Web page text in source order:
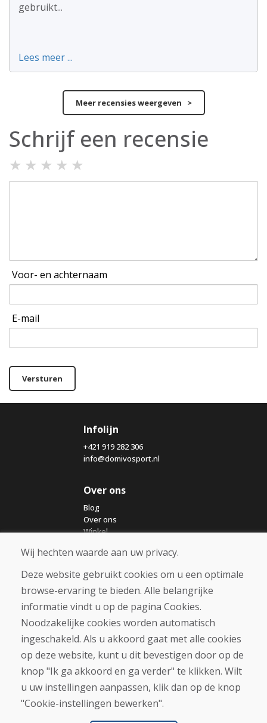
gebruikt...
Lees meer ...
Meer recensies weergeven >
Schrijf een recensie
★ ★ ★ ★ ★
Voor- en achternaam
E-mail
Versturen
Infolijn
+421 919 282 306
info@domivosport.nl
Over ons
Blog
Over ons
Winkel
Aankoop
Eshop
Algemene voorwaarden
Vervoer
Betaling
Klacht
Retourneren en ruilen van goederen
Cookies
Wij hechten waarde aan uw privacy.
Deze website gebruikt cookies om u een optimale
browse-ervaring te bieden. Alle belangrijke
informatie vindt u op de pagina Cookies.
Noodzakelijke cookies worden automatisch
ingeschakeld. Als u akkoord gaat met alle cookies
op deze website, kunt u dit bevestigen door op de
knop "Ik ga akkoord en ga verder" te klikken. Wilt
u uw instellingen aanpassen, klik dan op de knop
"Cookie-instellingen bewerken".